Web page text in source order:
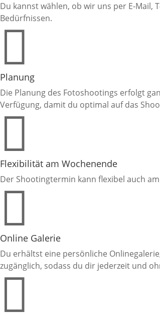
Du kannst wählen, ob wir uns per E-
Bedürfnissen.

Planung
Die Planung des Fotoshootings erfolgt
Verfügung, damit du optimal auf das

Flexibilität am Wochenende
Der Shootingtermin kann flexibel auch

Online Galerie
Du erhältst eine persönliche
zugänglich, sodass du dir jederzeit und
